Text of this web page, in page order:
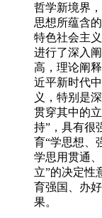
哲学新境界
思想所蕴含
特色社会主
进行了深入
高，理论阐
近平新时代
义，特别是
贯穿其中的
持”，具有很
育“学思想、
学思用贯通
立”的决定性
育强国、办
果。